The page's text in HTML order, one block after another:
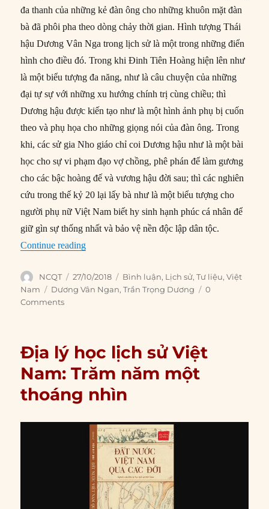
đa thanh của những kẻ đàn ông cho những khuôn mặt đàn
bà đã phôi pha theo dòng chảy thời gian. Hình tượng Thái
hậu Dương Vân Nga trong lịch sử là một trong những điển
hình cho điều đó. Trong khi Đinh Tiên Hoàng hiện lên như
là một biểu tượng đa năng, như là câu chuyện của những
đại tự sự với những xu hướng chính trị cùng chiều; thì
Dương hậu được kiến tạo như là một hình ảnh phụ bị cuốn
theo và phụ họa cho những giọng nói của đàn ông. Trong
khi, các sử gia Nho giáo chỉ coi Dương hậu như là một bài
học cho sự vi phạm đạo vợ chồng, phê phán để làm gương
cho các bậc hoàng đế và vương hậu đời sau; thì các nghiên
cứu trong thế kỷ 20 lại lấy bà như là một biểu tượng cho
người phụ nữ Việt Nam biết hy sinh hạnh phúc cá nhân để
giữ gìn sự thống nhất và bảo vệ nền độc lập dân tộc.
Continue reading“Sử Việt nhìn từ phận đàn bà: Trường hợp thái
Author
NCQT
Posted
on
27/10/2018 Categories
Bình luận, Lịch sử,Tư liệu,Việt
Nam
Tags
Dương Vân Ngan,Trần Trọng Dương
0
Comments
Địa lý học lịch sử Việt
Nam: Trăm năm một
thoáng nhìn